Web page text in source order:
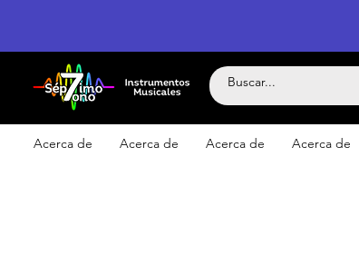
Acerca de Acerca de Acerca de Acerca de